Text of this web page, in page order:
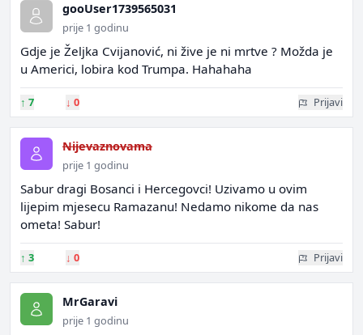
gooUser1739565031
prije 1 godinu
Gdje je Željka Cvijanović, ni žive je ni mrtve ? Možda je
u Americi, lobira kod Trumpa. Hahahaha
↑ 7 ↓ 0 Prijavi
Nijevaznovama
prije 1 godinu
Sabur dragi Bosanci i Hercegovci! Uzivamo u ovim
lijepim mjesecu Ramazanu! Nedamo nikome da nas
ometa! Sabur!
↑ 3 ↓ 0 Prijavi
MrGaravi
prije 1 godinu